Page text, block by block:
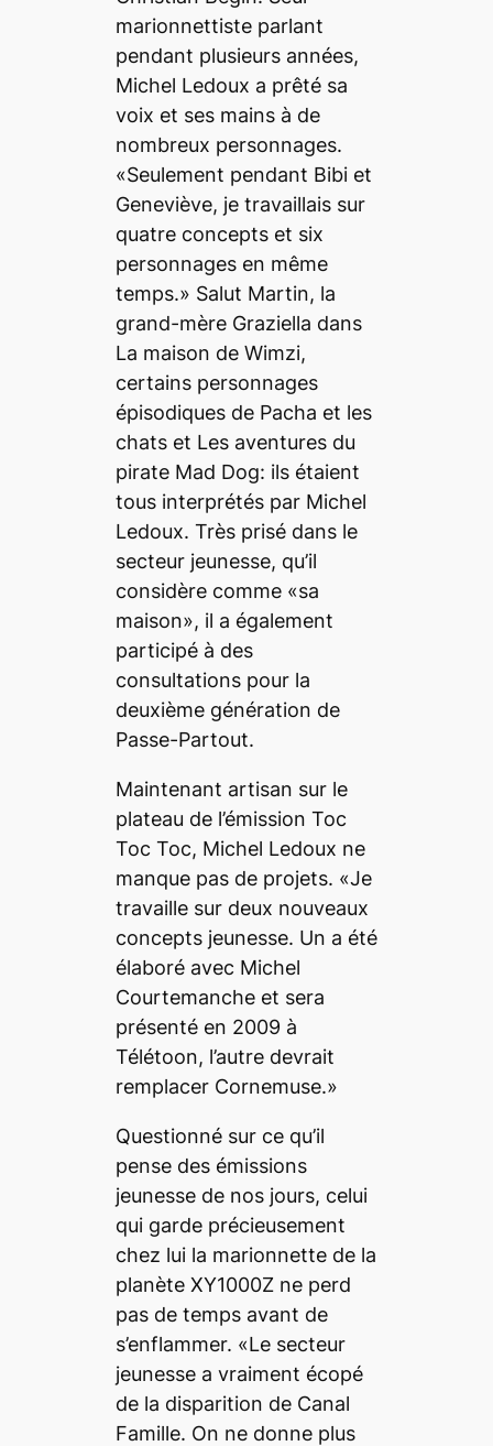
marionnettiste parlant
pendant plusieurs années,
Michel Ledoux a prêté sa
voix et ses mains à de
nombreux personnages.
«Seulement pendant Bibi et
Geneviève, je travaillais sur
quatre concepts et six
personnages en même
temps.» Salut Martin, la
grand-mère Graziella dans
La maison de Wimzi,
certains personnages
épisodiques de Pacha et les
chats et Les aventures du
pirate Mad Dog: ils étaient
tous interprétés par Michel
Ledoux. Très prisé dans le
secteur jeunesse, qu’il
considère comme «sa
maison», il a également
participé à des
consultations pour la
deuxième génération de
Passe-Partout.
Maintenant artisan sur le
plateau de l’émission Toc
Toc Toc, Michel Ledoux ne
manque pas de projets. «Je
travaille sur deux nouveaux
concepts jeunesse. Un a été
élaboré avec Michel
Courtemanche et sera
présenté en 2009 à
Télétoon, l’autre devrait
remplacer Cornemuse.»
Questionné sur ce qu’il
pense des émissions
jeunesse de nos jours, celui
qui garde précieusement
chez lui la marionnette de la
planète XY1000Z ne perd
pas de temps avant de
s’enflammer. «Le secteur
jeunesse a vraiment écopé
de la disparition de Canal
Famille. On ne donne plus